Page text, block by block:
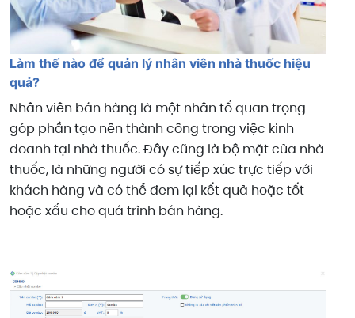
Làm thế nào để quản lý nhân viên nhà thuốc hiệu
quả?
Nhân viên bán hàng là một nhân tố quan trọng
góp phần tạo nên thành công trong việc kinh
doanh tại nhà thuốc. Đây cũng là bộ mặt của nhà
thuốc, là những người có sự tiếp xúc trực tiếp với
khách hàng và có thể đem lại kết quả hoặc tốt
hoặc xấu cho quá trình bán hàng.